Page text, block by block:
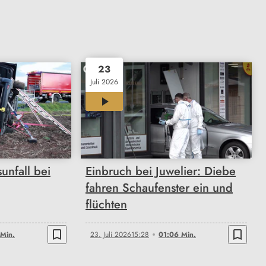
bei
bookmark_border
23
Juli 2026
01:06
Einbruch bei Juwelier: Diebe
fahren Schaufenster ein und
flüchten
23. Juli 202615:28 01:06 Min. bookmark_border